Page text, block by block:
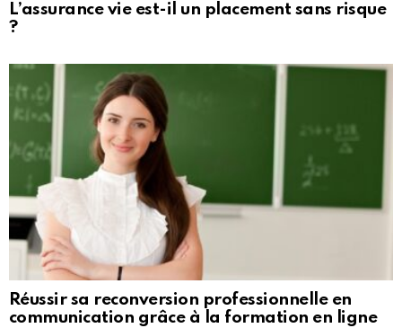
L’assurance vie est-il un placement sans risque
?
Réussir sa reconversion professionnelle en
communication grâce à la formation en ligne